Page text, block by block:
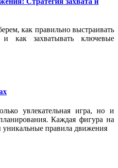
как правильно выстраивать
и как захватывать ключевые
увлекательная игра, но и
Каждая фигура на
уникальные правила движения